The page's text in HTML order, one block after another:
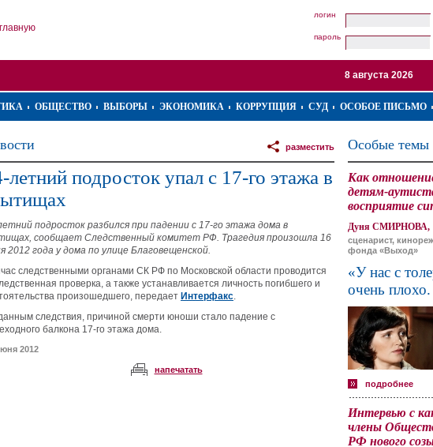
логин
пароль
8 августа 2026
ОБЩЕСТВО ВЫБОРЫ ЭКОНОМИКА КОРРУПЦИЯ СУД ОСОБОЕ ПИСЬМО
разместить
летний подросток упал с 17-го этажа в
подросток разбился при падении с 17-го этажа дома в
сообщает Следственный комитет РФ. Трагедия произошла 16
2012 года у дома по улице Благовещенской.
следственными органами СК РФ по Московской области проводится
проверка, а также устанавливается личность погибшего и
произошедшего, передает Интерфакс.
следствия, причиной смерти юноши стало падение с
балкона 17-го этажа дома.
2012
напечатать
Особые темы
Как
детям-
восприятие
Дуня СМИРНОВА,
сценарист,
фонда «Выход»
«У нас с
очень
подробнее
Интервью с
члены
РФ нового